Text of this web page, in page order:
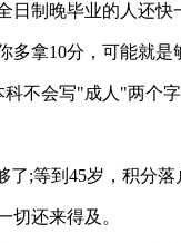
制晚毕业的人还快
拿10分，可能就是
会写"成人"两个字
;等到45岁，积分落
还来得及。